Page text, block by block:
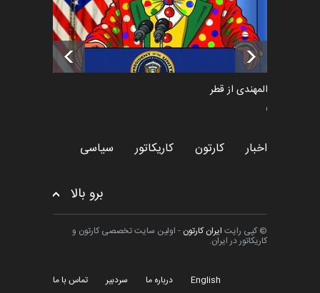
تسلیت به همکار | سهراب خیری
اخبار 6 ماه قبل
سعد المهندی از قطر
سیاسی
اخبار کارتون کاریکاتور سیاسی
برو بالا
© کپی رایت ایران کارتون - اولین سایت تخصصی کارتون و
کاریکاتور در ایران.
English درباره ما سردبیر تماس با ما